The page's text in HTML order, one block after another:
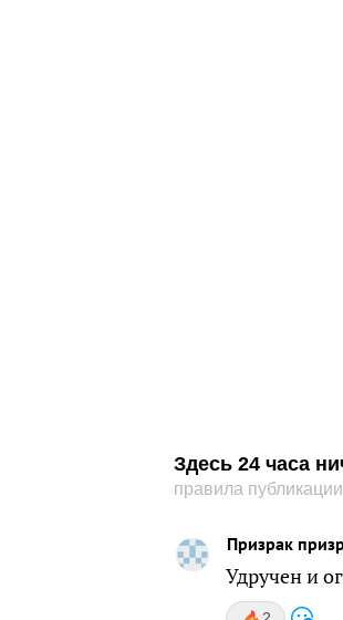
Здесь 24 часа
правила
Призрак
Удручен и